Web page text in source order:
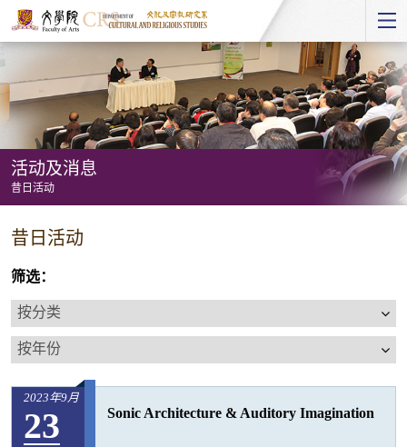
Start
main
Content
活动及消息
昔日活动
动
及
消
息
昔日活动
筛选：
按
分
类
按
年
2023年9月
23 Sonic Architecture & Auditory Imagination